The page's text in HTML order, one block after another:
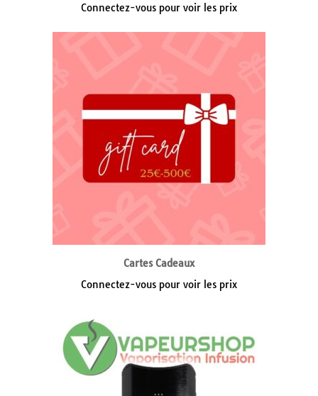
Connectez-vous pour voir les prix
Cartes Cadeaux
Connectez-vous pour voir les prix